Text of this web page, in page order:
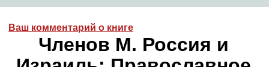
Ваш комментарий о книге
Членов М. Россия и